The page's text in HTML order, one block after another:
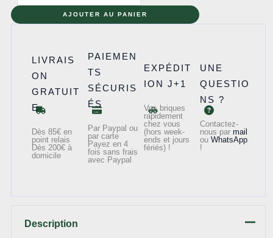
Rebel
Trooper
Imperial
AJOUTER AU PANIER
LIVRAIS
ON
GRATUIT
E
Dès 85€ en
point relais
Dès 200€ à
domicile
PAIEMEN
TS
SÉCURIS
ÉS
Par Paypal ou
par carte
Payez en 4
fois sans frais
avec Paypal
EXPÉDIT
ION J+1
Vos briques
rapidement
chez vous
(hors week-
ends et jours
fériés) !
UNE
QUESTIO
NS ?
Contactez-
nous par mail
ou WhatsApp
!
Description